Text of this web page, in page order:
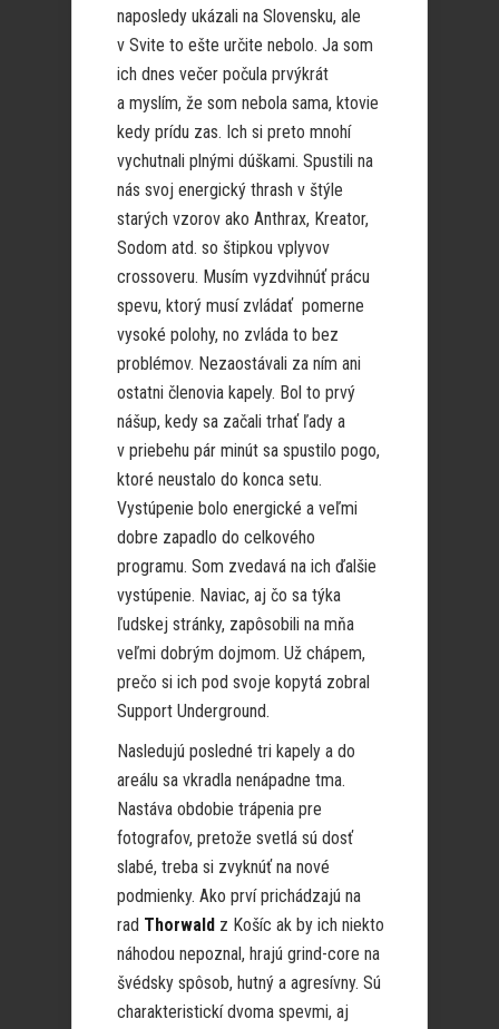
naposledy ukázali na Slovensku, ale
v Svite to ešte určite nebolo. Ja som
ich dnes večer počula prvýkrát
a myslím, že som nebola sama, ktovie
kedy prídu zas. Ich si preto mnohí
vychutnali plnými dúškami. Spustili na
nás svoj energický thrash v štýle
starých vzorov ako Anthrax, Kreator,
Sodom atd. so štipkou vplyvov
crossoveru. Musím vyzdvihnúť prácu
spevu, ktorý musí zvládať pomerne
vysoké polohy, no zvláda to bez
problémov. Nezaostávali za ním ani
ostatni členovia kapely. Bol to prvý
nášup, kedy sa začali trhať ľady a
v priebehu pár minút sa spustilo pogo,
ktoré neustalo do konca setu.
Vystúpenie bolo energické a veľmi
dobre zapadlo do celkového
programu. Som zvedavá na ich ďalšie
vystúpenie. Naviac, aj čo sa týka
ľudskej stránky, zapôsobili na mňa
veľmi dobrým dojmom. Už chápem,
prečo si ich pod svoje kopytá zobral
Support Underground.
Nasledujú posledné tri kapely a do
areálu sa vkradla nenápadne tma.
Nastáva obdobie trápenia pre
fotografov, pretože svetlá sú dosť
slabé, treba si zvyknúť na nové
podmienky. Ako prví prichádzajú na
rad Thorwald z Košíc ak by ich niekto
náhodou nepoznal, hrajú grind-core na
švédsky spôsob, hutný a agresívny. Sú
charakteristickí dvoma spevmi, aj